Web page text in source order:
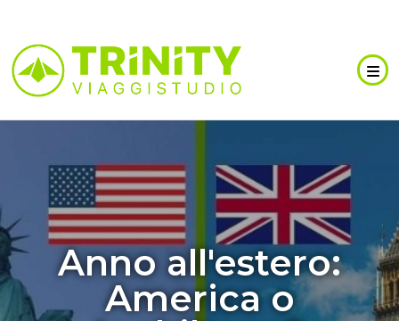
Anno all'estero:
America o